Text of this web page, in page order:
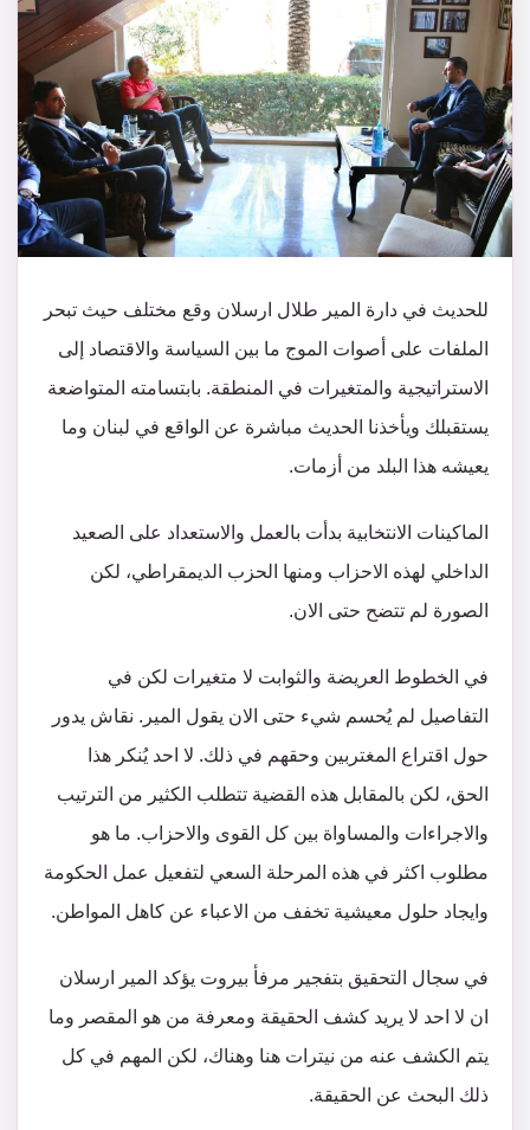
للحديث في دارة المير طلال ارسلان وقع مختلف حيث تبحر
الملفات على أصوات الموج ما بين السياسة والاقتصاد إلى
الاستراتيجية والمتغيرات في المنطقة. بابتسامته المتواضعة
يستقبلك ويأخذنا الحديث مباشرة عن الواقع في لبنان وما
يعيشه هذا البلد من أزمات.
الماكينات الانتخابية بدأت بالعمل والاستعداد على الصعيد
الداخلي لهذه الاحزاب ومنها الحزب الديمقراطي، لكن
الصورة لم تتضح حتى الان.
في الخطوط العريضة والثوابت لا متغيرات لكن في
التفاصيل لم يُحسم شيء حتى الان يقول المير. نقاش يدور
حول اقتراع المغتربين وحقهم في ذلك. لا احد يُنكر هذا
الحق، لكن بالمقابل هذه القضية تتطلب الكثير من الترتيب
والاجراءات والمساواة بين كل القوى والاحزاب. ما هو
مطلوب اكثر في هذه المرحلة السعي لتفعيل عمل الحكومة
وايجاد حلول معيشية تخفف من الاعباء عن كاهل المواطن.
في سجال التحقيق بتفجير مرفأ بيروت يؤكد المير ارسلان
ان لا احد لا يريد كشف الحقيقة ومعرفة من هو المقصر وما
يتم الكشف عنه من نيترات هنا وهناك، لكن المهم في كل
ذلك البحث عن الحقيقة.